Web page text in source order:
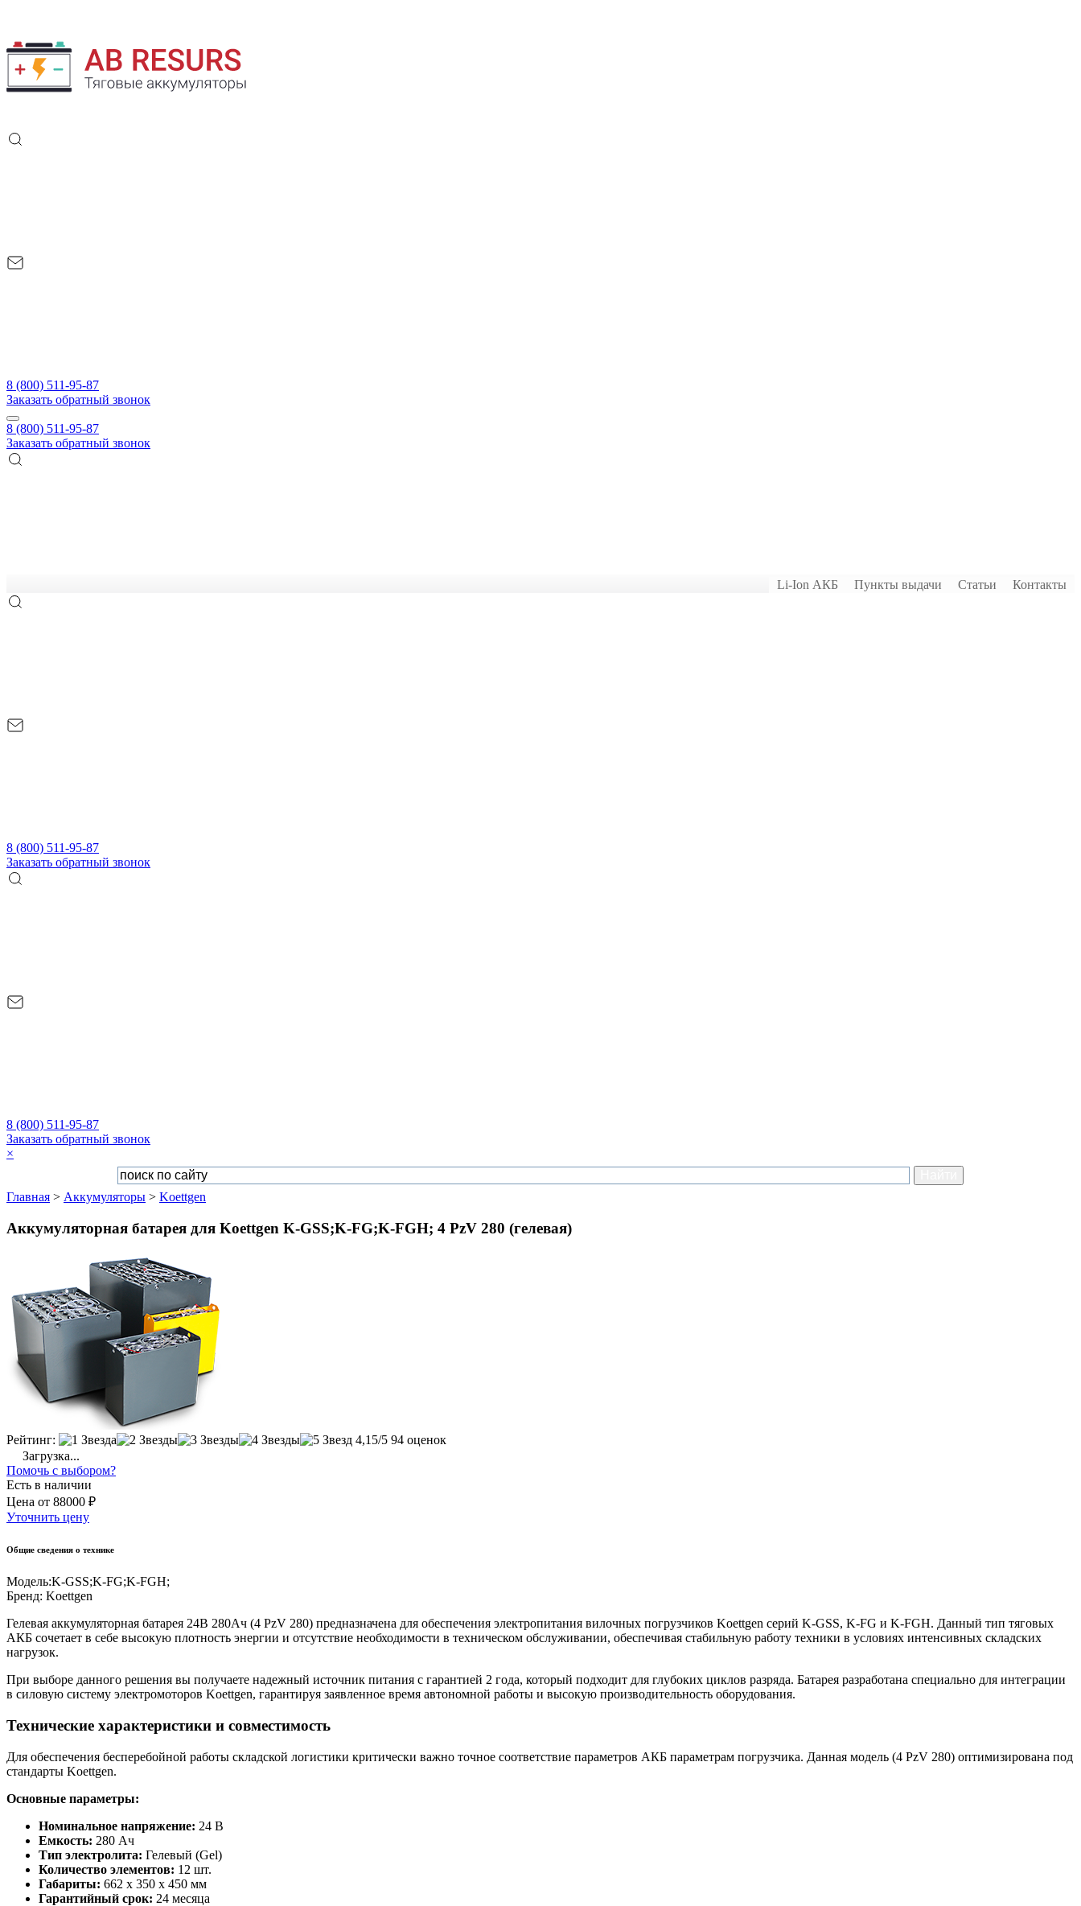
8 (800) 511-95-87
Заказать обратный звонок
8 (800) 511-95-87
Заказать обратный звонок
Li-Ion АКБ Пункты выдачи Статьи Контакты
8 (800) 511-95-87
Заказать обратный звонок
8 (800) 511-95-87
Заказать обратный звонок
×
Главная > Аккумуляторы > Koettgen
Аккумуляторная батарея для Koettgen K-GSS;K-FG;K-FGH; 4 PzV 280 (гелевая)
Рейтинг: 4,15/5 94 оценок
Загрузка...
Помочь с выбором?
Есть в наличии
Цена от 88000 ₽
Уточнить цену
Общие сведения о технике
Модель:K-GSS;K-FG;K-FGH;
Бренд: Koettgen
Гелевая аккумуляторная батарея 24В 280Ач (4 PzV 280) предназначена для обеспечения электропитания вилочных погрузчиков Koettgen серий K-GSS, K-FG и K-FGH. Данный тип тяговых
АКБ сочетает в себе высокую плотность энергии и отсутствие необходимости в техническом обслуживании, обеспечивая стабильную работу техники в условиях интенсивных складских
нагрузок.
При выборе данного решения вы получаете надежный источник питания с гарантией 2 года, который подходит для глубоких циклов разряда. Батарея разработана специально для интеграции
в силовую систему электромоторов Koettgen, гарантируя заявленное время автономной работы и высокую производительность оборудования.
Технические характеристики и совместимость
Для обеспечения бесперебойной работы складской логистики критически важно точное соответствие параметров АКБ параметрам погрузчика. Данная модель (4 PzV 280) оптимизирована под
стандарты Koettgen.
Основные параметры:
Номинальное напряжение: 24 В
Емкость: 280 Ач
Тип электролита: Гелевый (Gel)
Количество элементов: 12 шт.
Габариты: 662 x 350 x 450 мм
Гарантийный срок: 24 месяца